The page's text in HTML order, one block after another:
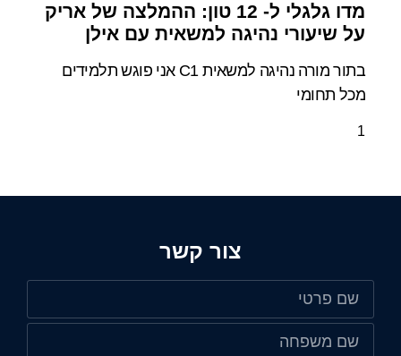
מדו גלגלי ל- 12 טון: ההמלצה של אריק
על שיעורי נהיגה למשאית עם אילן
בתור מורה נהיגה למשאית C1 אני פוגש תלמידים
מכל תחומי
צור קשר